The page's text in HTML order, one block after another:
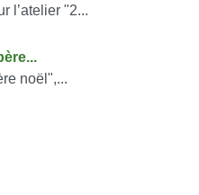
l’atelier "2...
noël",...